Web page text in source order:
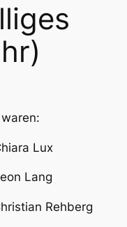
Lux
Lang
Rehberg